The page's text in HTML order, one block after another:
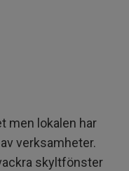
men lokalen har
verksamheter.
skyltfönster